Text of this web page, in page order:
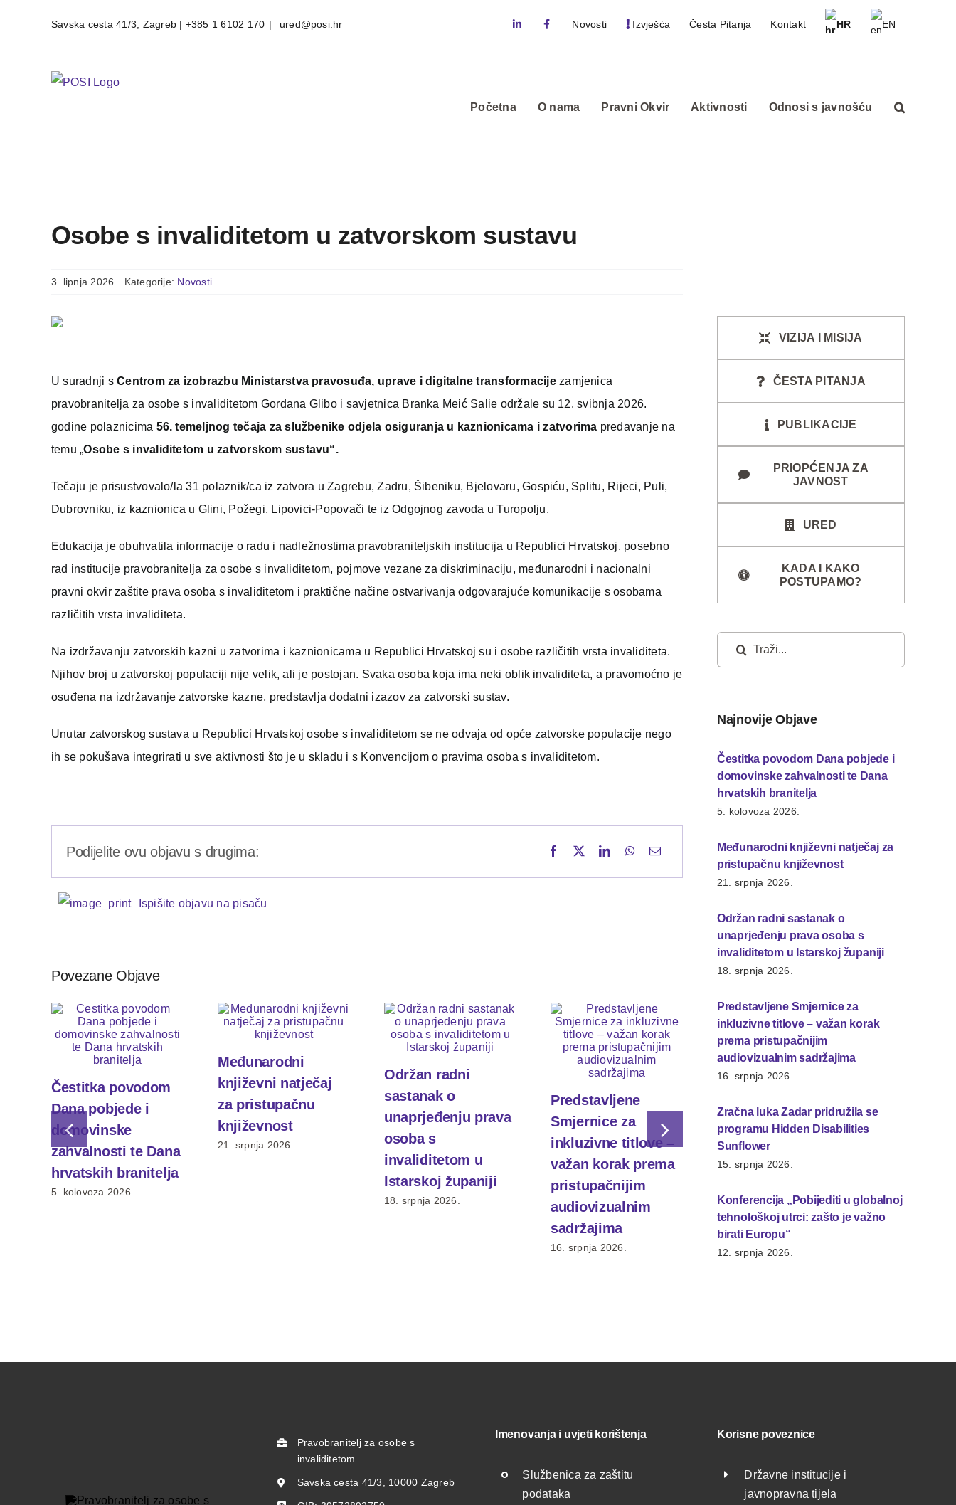
Savska cesta 41/3, Zagreb | +385 1 6102 170 | ured@posi.hr Novosti Izvješća Česta Pitanja Kontakt HR EN
Početna O nama Pravni Okvir Aktivnosti Odnosi s javnošću
Osobe s invaliditetom u zatvorskom sustavu
3. lipnja 2026. Kategorije: Novosti
U suradnji sCentrom za izobrazbu Ministarstva pravosuđa, uprave i digitalne transformacijezamjenica
pravobranitelja za osobe s invaliditetom Gordana Glibo i savjetnica Branka Meić Salie održale su 12. svibnja 2026.
godine polaznicima 56. temeljnog tečaja za službenike odjela osiguranja u kaznionicama i zatvorima predavanje na
temu „Osobe s invaliditetom u zatvorskom sustavu“.
Tečaju je prisustvovalo/la 31 polaznik/ca iz zatvora u Zagrebu, Zadru, Šibeniku, Bjelovaru, Gospiću, Splitu, Rijeci, Puli,
Dubrovniku, iz kaznionica u Glini, Požegi, Lipovici-Popovači te iz Odgojnog zavoda u Turopolju.
Edukacija je obuhvatila informacije o radu i nadležnostima pravobraniteljskih institucija u Republici Hrvatskoj, posebno
rad institucije pravobranitelja za osobe s invaliditetom, pojmove vezane za diskriminaciju, međunarodni i nacionalni
pravni okvir zaštite prava osoba s invaliditetom i praktične načine ostvarivanja odgovarajuće komunikacije s osobama
različitih vrsta invaliditeta.
Na izdržavanju zatvorskih kazni u zatvorima i kaznionicama u Republici Hrvatskoj su i osobe različitih vrsta invaliditeta.
Njihov broj u zatvorskoj populaciji nije velik, ali je postojan. Svaka osoba koja ima neki oblik invaliditeta, a pravomoćno je
osuđena na izdržavanje zatvorske kazne, predstavlja dodatni izazov za zatvorski sustav.
Unutar zatvorskog sustava u Republici Hrvatskoj osobe s invaliditetom se ne odvaja od opće zatvorske populacije nego
ih se pokušava integrirati u sve aktivnosti što je u skladu i s Konvencijom o pravima osoba s invaliditetom.
Podijelite ovu objavu s drugima:
Ispišite objavu na pisaču
Povezane Objave
Čestitka povodom
Dana pobjede i
domovinske
zahvalnosti te Dana
hrvatskih branitelja
5. kolovoza 2026.
Međunarodni
književni natječaj
za pristupačnu
književnost
21. srpnja 2026.
Održan radni
sastanak o
unaprjeđenju prava
osoba s
invaliditetom u
Istarskoj županiji
18. srpnja 2026.
Predstavljene
Smjernice za
inkluzivne titlove –
važan korak prema
pristupačnijim
audiovizualnim
sadržajima
16. srpnja 2026.
Zračna luka Zadar
programu Hidden
Disabilities
Sunflower
12. srpnja
VIZIJA I MISIJA
ČESTA PITANJA
PUBLIKACIJE
PRIOPĆENJA ZA
JAVNOST
URED
KADA I KAKO
POSTUPAMO?
Traži...
Najnovije Objave
Čestitka povodom Dana pobjede i
domovinske zahvalnosti te Dana
hrvatskih branitelja
5. kolovoza 2026.
Međunarodni književni natječaj za
pristupačnu književnost
21. srpnja 2026.
Održan radni sastanak o
unaprjeđenju prava osoba s
invaliditetom u Istarskoj županiji
18. srpnja 2026.
Predstavljene Smjernice za
inkluzivne titlove – važan korak
prema pristupačnijim
audiovizualnim sadržajima
16. srpnja 2026.
Zračna luka Zadar pridružila se
programu Hidden Disabilities
Sunflower
15. srpnja 2026.
Konferencija „Pobijediti u globalnoj
tehnološkoj utrci: zašto je važno
birati Europu“
12. srpnja 2026.
Pravobranitelj za osobe s
invaliditetom
Savska cesta 41/3, 10000 Zagreb
Imenovanja i uvjeti korištenja
Službenica za zaštitu
podataka
Korisne poveznice
Državne institucije i
javnopravna tijela